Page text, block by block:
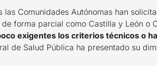
las Comunidades Autónomas han
forma parcial como Castilla y León o
exigentes los criterios técnicos o
de Salud Pública ha presentado su